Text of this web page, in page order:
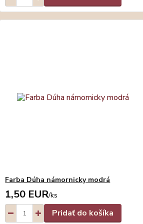
Farba Dúha námornicky modrá
1,50 EUR/ks
Pridať do košíka